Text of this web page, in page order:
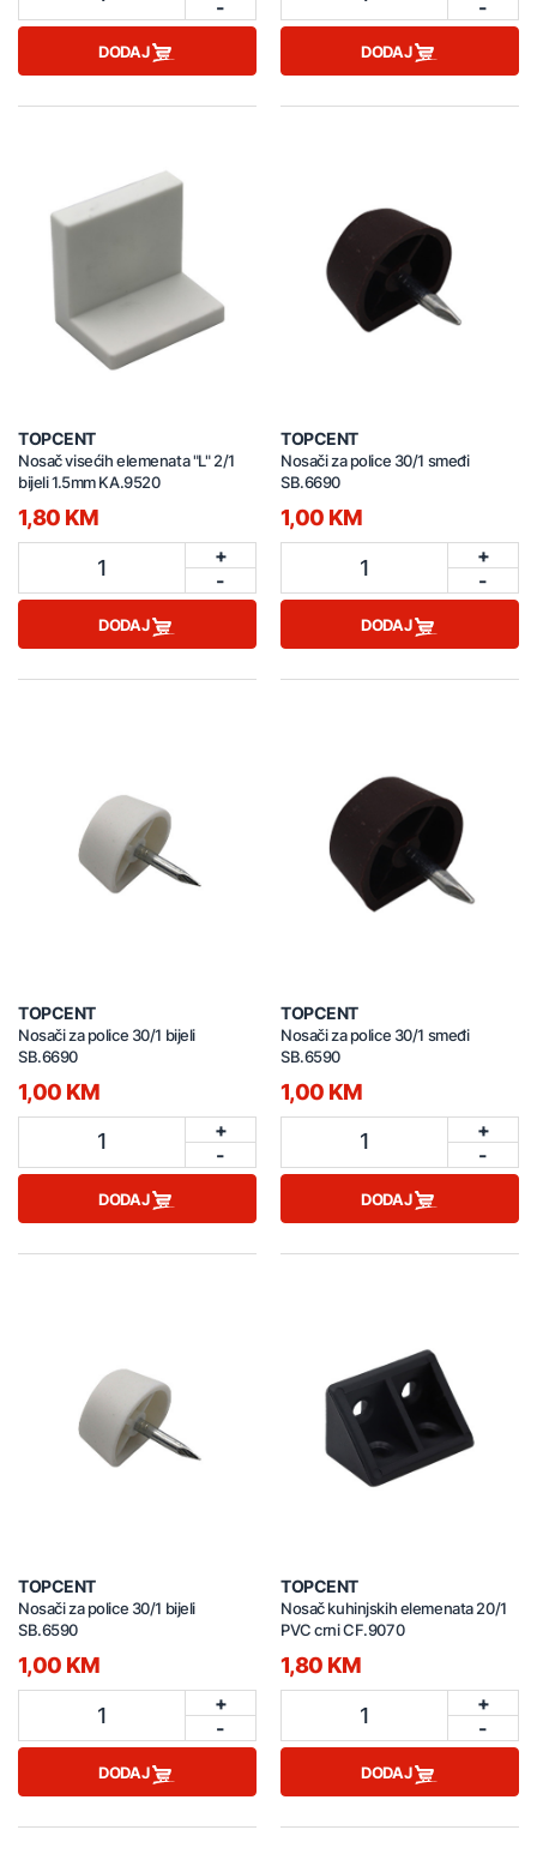
-
DODAJ
-
DODAJ
TOPCENT
Nosač visećih elemenata "L" 2/1
bijeli 1.5mm KA.9520
1,80 KM
1
+
-
DODAJ
TOPCENT
Nosači za police 30/1 smeđi
SB.6690
1,00 KM
1
+
-
DODAJ
TOPCENT
Nosači za police 30/1 bijeli
SB.6690
1,00 KM
1
+
-
DODAJ
TOPCENT
Nosači za police 30/1 smeđi
SB.6590
1,00 KM
1
+
-
DODAJ
TOPCENT
Nosači za police 30/1 bijeli
SB.6590
1,00 KM
1
+
-
DODAJ
TOPCENT
Nosač kuhinjskih elemenata 20/1
PVC crni CF.9070
1,80 KM
1
+
-
DODAJ